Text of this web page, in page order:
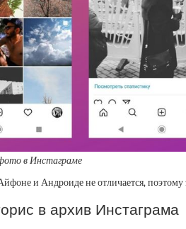
в Инстаграме
и Андроиде не отличается,
в архив Инстаграма